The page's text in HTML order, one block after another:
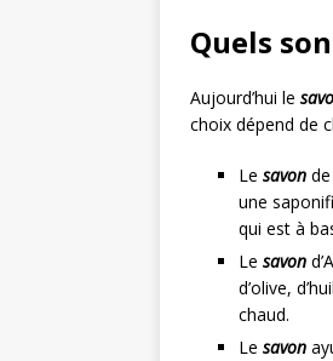
Quels
Aujourd’hui le
choix dépend de
Le savon
une
qui est à
Le savon
d’olive,
chaud.
Le savon